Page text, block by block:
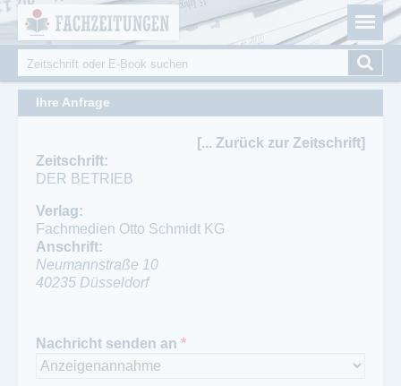
Fachzeitungen.de - Das unabhängige Portal für
Fachmagazine Fachpublikationen & eBooks
Suchformular
Suche
Ihre Anfrage
[... Zurück zur Zeitschrift]
Zeitschrift:
DER BETRIEB
Verlag:
Fachmedien Otto Schmidt KG
Anschrift:
Neumannstraße 10
40235 Düsseldorf
Fax:
(0800) 000 2959
Nachricht senden an *
Cookie-Einstellungen